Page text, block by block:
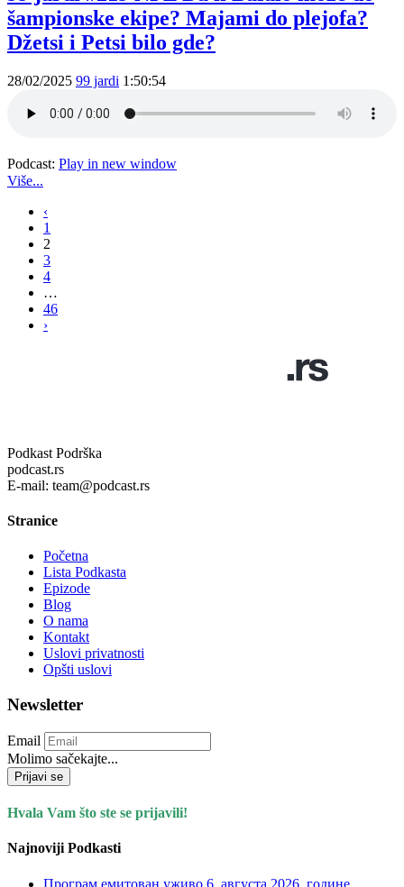
šampionske ekipe? Majami do plejofa?
Džetsi i Petsi bilo gde?
28/02/2025 99 jardi 1:50:54
Podcast: Play in new window
Više...
‹
1
2
3
4
…
46
›
Podkast Podrška
podcast.rs
E-mail: team@podcast.rs
Stranice
Početna
Lista Podkasta
Epizode
Blog
O nama
Kontakt
Uslovi privatnosti
Opšti uslovi
Newsletter
Email
Molimo sačekajte...
Prijavi se
Hvala Vam što ste se prijavili!
Najnoviji Podkasti
Програм емитован уживо 6. августа 2026. годинe